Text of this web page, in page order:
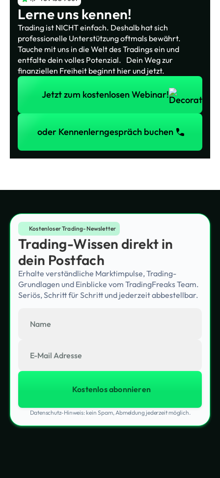
Lerne uns kennen!
Trading ist NICHT einfach. Deshalb hat sich
professionelle Unterstützung oftmals bewährt.
Tauche mit uns in die Welt des Tradings ein und
entfalte dein volles Potenzial. Dein Weg zur
finanziellen Freiheit beginnt hier und jetzt.
Jetzt zum kostenlosen Webinar!
Jetzt zum kostenlosen Webinar!
oder Kennenlerngespräch buchen
oder Kennenlerngespräch buchen
Kostenloser Trading-Newsletter
Trading-Wissen direkt in
dein Postfach
Erhalte verständliche Marktimpulse, Trading-
Grundlagen und Einblicke vom TradingFreaks Team.
Seriös, Schritt für Schritt und jederzeit abbestellbar.
Datenschutz-Hinweis: kein Spam, Abmeldung jederzeit möglich.